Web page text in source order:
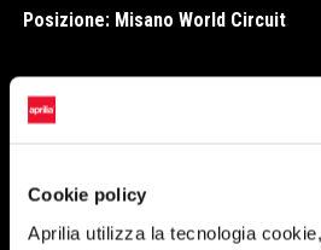
Cookie policy
Aprilia utilizza la tecnologia
Posizione: Misano World Circuit